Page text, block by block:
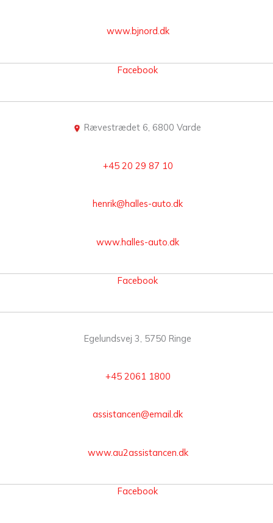
www.bjnord.dk
Facebook
Rævestrædet 6, 6800 Varde
+45 20 29 87 10
henrik@halles-auto.dk
www.halles-auto.dk
Facebook
Egelundsvej 3, 5750 Ringe
+45 2061 1800
assistancen@email.dk
www.au2assistancen.dk
Facebook